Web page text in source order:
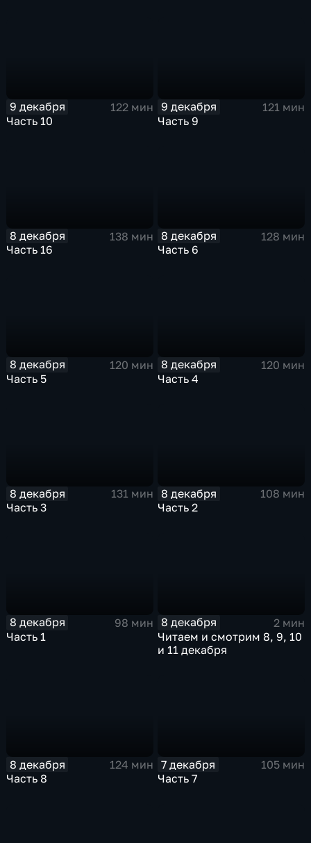
9 декабря
122 мин
Часть 10
9 декабря
121 мин
Часть 9
8 декабря
138 мин
Часть 16
8 декабря
128 мин
Часть 6
8 декабря
120 мин
Часть 5
8 декабря
120 мин
Часть 4
8 декабря
131 мин
Часть 3
8 декабря
108 мин
Часть 2
8 декабря
98 мин
Часть 1
8 декабря
2 мин
Читаем и смотрим 8, 9, 10
и 11 декабря
8 декабря
124 мин
Часть 8
7 декабря
105 мин
Часть 7